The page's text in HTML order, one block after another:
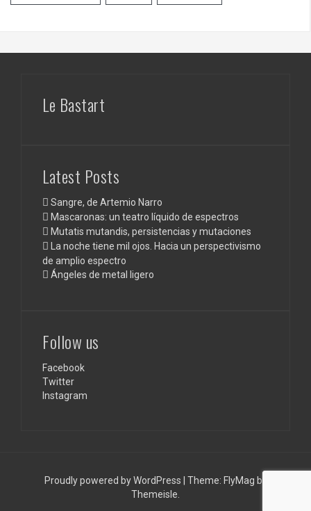
Le Bastart
Latest Posts
Sangre, de Artemio Narro
Mascaronas: un teatro líquido de espectros
Mutatis mutandis, persistencias y mutaciones
La noche tiene mil ojos. Hacia un perspectivismo
de amplio espectro
Ángeles de metal ligero
Follow us
Facebook
Twitter
Instagram
Proudly powered by WordPress Theme: FlyMag by
Themeisle.